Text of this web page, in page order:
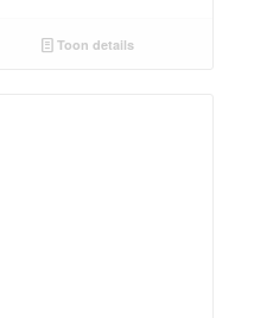
Toon details